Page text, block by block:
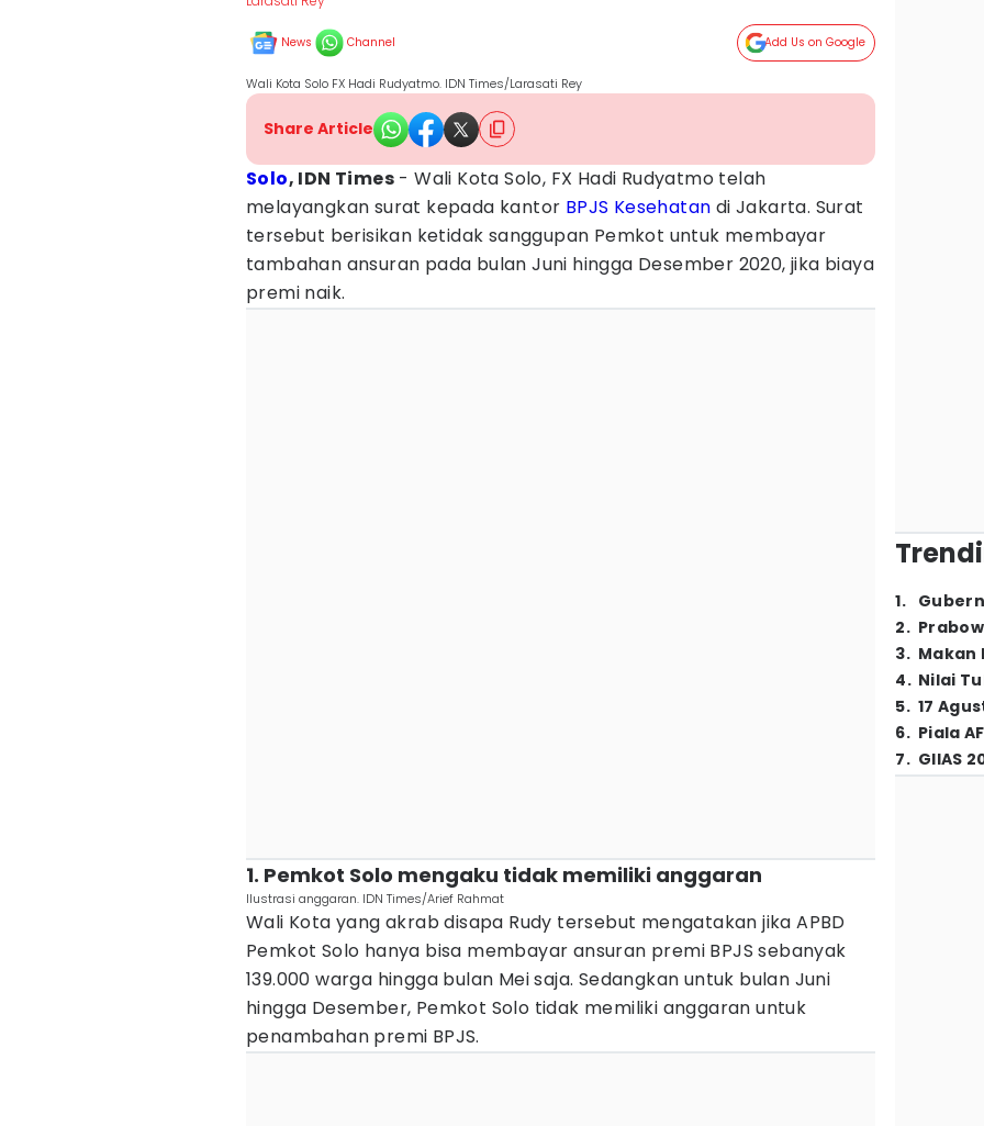
News Channel Add Us on Google
Wali Kota Solo FX Hadi Rudyatmo. IDN Times/Larasati Rey
Share Article
Solo, IDN Times - Wali Kota Solo, FX Hadi Rudyatmo telah
melayangkan surat kepada kantor BPJS Kesehatan di Jakarta. Surat
tersebut berisikan ketidak sanggupan Pemkot untuk membayar
tambahan ansuran pada bulan Juni hingga Desember 2020, jika biaya
premi naik.
1. Pemkot Solo mengaku tidak memiliki anggaran
Ilustrasi anggaran. IDN Times/Arief Rahmat
Wali Kota yang akrab disapa Rudy tersebut mengatakan jika APBD
Pemkot Solo hanya bisa membayar ansuran premi BPJS sebanyak
139.000 warga hingga bulan Mei saja. Sedangkan untuk bulan Juni
hingga Desember, Pemkot Solo tidak memiliki anggaran untuk
penambahan premi BPJS.
1.
2.
3. Makan
4. Nilai
5. 17
6. Piala
7. GIIAS